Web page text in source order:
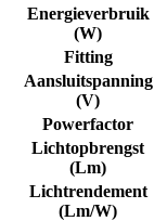
Energieverbruik
(W)
Fitting
Aansluitspanning
(V)
Powerfactor
Lichtopbrengst
(Lm)
Lichtrendement
(Lm/W)